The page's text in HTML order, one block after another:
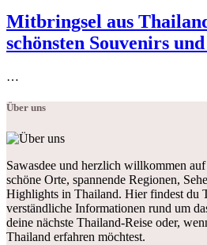
Mitbringsel aus
schönsten Souvenirs
…
Über uns
Sawasdee und herzlich willkommen
schöne Orte, spannende Regionen,
Highlights in Thailand. Hier findest du
verständliche Informationen rund um
deine nächste Thailand-Reise oder,
Thailand erfahren möchtest.